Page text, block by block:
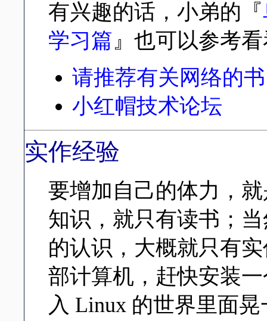
有兴趣的话，小弟的『
学习篇 』也可以参考
请推荐有关网络的书
小红帽技术论坛
实作经验
要增加自己的体力，
知识，就只有读书；
的认识，大概就只有
部计算机，赶快安装
入 Linux 的世界里面